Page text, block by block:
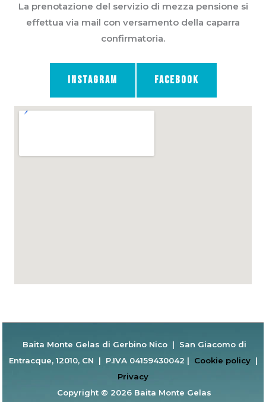
La prenotazione del servizio di mezza pensione si
effettua via mail con versamento della caparra
confirmatoria.
INSTAGRAM FACEBOOK
Baita Monte Gelas di Gerbino Nico | San Giacomo di
Entracque, 12010, CN | P.IVA 04159430042 | Cookie policy|
Privacy
Copyright © 2026 Baita Monte Gelas